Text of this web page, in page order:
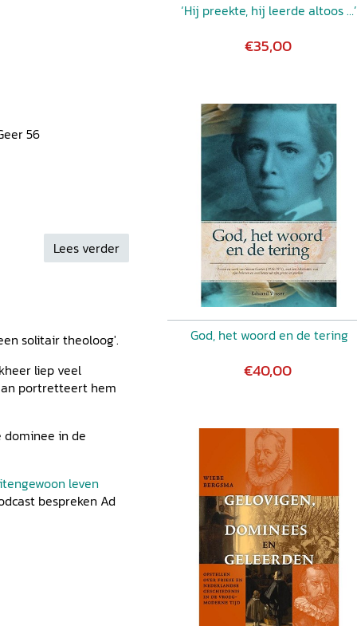
56
Lees verder
solitair theoloog'.
liep veel
portretteert hem
dominee in de
leven
bespreken Ad
‘Hij preekte, hij leerde altoos …’
€35,00
God, het woord en de tering
€40,00